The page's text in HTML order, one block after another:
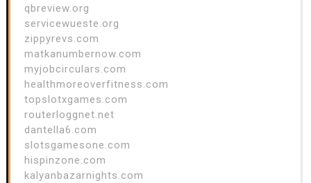
qbreview.org
servicewueste.org
zippyrevs.com
matkanumbernow.com
myjobcirculars.com
healthmoreoverfitness.com
topslotxgames.com
routerloggnet.net
dantella6.com
slotsgamesone.com
hispinzone.com
kalyanbazarnights.com